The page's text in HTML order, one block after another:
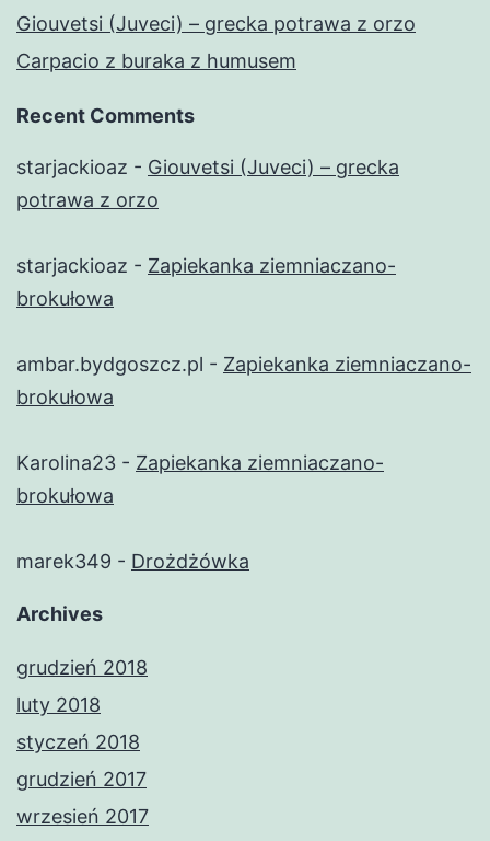
Giouvetsi (Juveci) – grecka potrawa z orzo
Carpacio z buraka z humusem
Recent Comments
starjackioaz - Giouvetsi (Juveci) – grecka
potrawa z orzo
starjackioaz - Zapiekanka ziemniaczano-
brokułowa
ambar.bydgoszcz.pl - Zapiekanka ziemniaczano-
brokułowa
Karolina23 - Zapiekanka ziemniaczano-
brokułowa
marek349 - Drożdżówka
Archives
grudzień 2018
luty 2018
styczeń 2018
grudzień 2017
wrzesień 2017